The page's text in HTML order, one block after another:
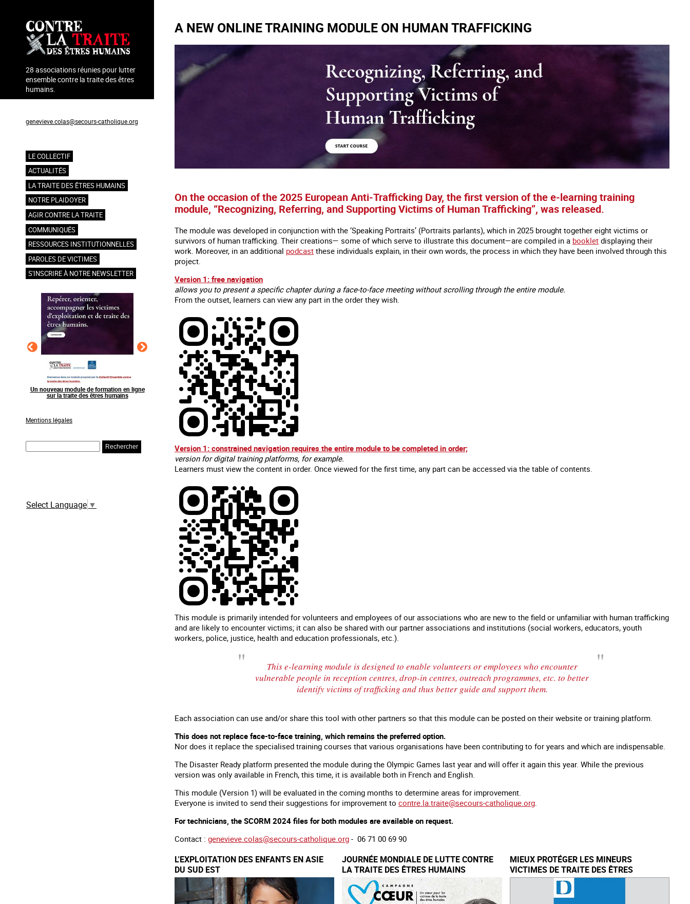
contenu
principal
28 associations réunies pour lutter
ensemble contre la traite des êtres
humains.
genevieve.colas@secours-catholique.org
Navigation
principale
LE COLLECTIF
ACTUALITÉS
LA TRAITE DES ÊTRES HUMAINS
NOTRE PLAIDOYER
AGIR CONTRE LA TRAITE
COMMUNIQUÉS
RESSOURCES INSTITUTIONNELLES
PAROLES DE VICTIMES
S'INSCRIRE À NOTRE NEWSLETTER
Raising awareness on the sidelines of major
sporting events
Agir contre l’exploitation en marge des
grands événements sportifs
Information aux personnes exilées.
Mentions légales
Select Language ▼
A NEW ONLINE TRAINING MODULE ON HUMAN TRAFFICKING
On the occasion of the 2025 European Anti-Trafficking Day, the first version of the e-learning training
module, “Recognizing, Referring, and Supporting Victims of Human Trafficking”, was released.
The module was developed in conjunction with the ‘Speaking Portraits’ (Portraits parlants), which in 2025 brought together eight victims or
survivors of human trafficking. Their creations— some of which serve to illustrate this document—are compiled in a booklet displaying their
work. Moreover, in an additional podcast these individuals explain, in their own words, the process in which they have been involved through this
project.
Version 1: free navigation
allows you to present a specific chapter during a face-to-face meeting without scrolling through the entire module.
From the outset, learners can view any part in the order they wish.
Version 1: constrained navigation requires the entire module to be completed in order;
version for digital training platforms, for example.
Learners must view the content in order. Once viewed for the first time, any part can be accessed via the table of contents.
This module is primarily intended for volunteers and employees of our associations who are new to the field or unfamiliar with human trafficking
and are likely to encounter victims; it can also be shared with our partner associations and institutions (social workers, educators, youth
workers, police, justice, health and education professionals, etc.).
This e-learning module is designed to enable volunteers or employees who encounter
vulnerable people in reception centres, drop-in centres, outreach programmes, etc. to better
identify victims of trafficking and thus better guide and support them.
Each association can use and/or share this tool with other partners so that this module can be posted on their website or training platform.
This does not replace face-to-face training, which remains the preferred option.
Nor does it replace the specialised training courses that various organisations have been contributing to for years and which are indispensable.
The Disaster Ready platform presented the module during the Olympic Games last year and will offer it again this year. While the previous
version was only available in French, this time, it is available both in French and English.
This module (Version 1) will be evaluated in the coming months to determine areas for improvement.
Everyone is invited to send their suggestions for improvement to contre.la.traite@secours-catholique.org
For technicians, the SCORM 2024 files for both modules are available on request.
Contact : genevieve.colas@secours-catholique.org - 06 71 00 69 90
L'EXPLOITATION DES ENFANTS EN ASIE
DU SUD EST
JOURNÉE MONDIALE DE LUTTE CONTRE
LA TRAITE DES ÊTRES HUMAINS
MIEUX PROTÉGER LES MINEURS
VICTIMES DE TRAITE DES ÊTRES
HUMAINS